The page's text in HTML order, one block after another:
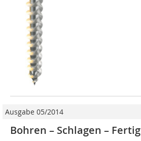
Ausgabe 05/2014
Bohren – Schlagen – Fertig